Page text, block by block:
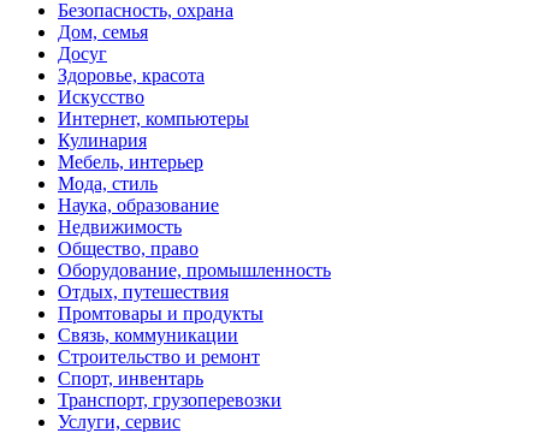
Безопасность, охрана
Дом, семья
Досуг
Здоровье, красота
Искусство
Интернет, компьютеры
Кулинария
Мебель, интерьер
Мода, стиль
Наука, образование
Недвижимость
Общество, право
Оборудование, промышленность
Отдых, путешествия
Промтовары и продукты
Связь, коммуникации
Строительство и ремонт
Cпорт, инвентарь
Транспорт, грузоперевозки
Услуги, сервис